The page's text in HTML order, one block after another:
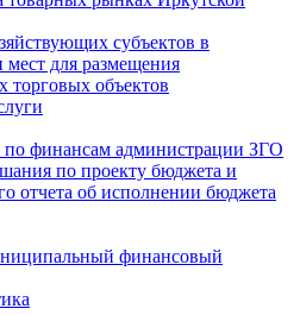
субъектов в
мест для размещения
торговых объектов
финансам администрации ЗГО
по проекту бюджета и
отчета об исполнении бюджета
финансовый